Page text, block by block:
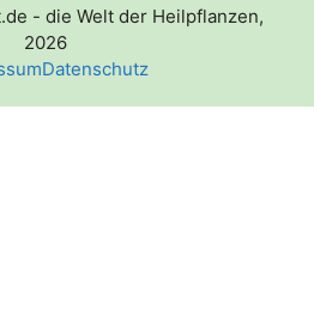
- die Welt der Heilpflanzen,
2026
Datenschutz